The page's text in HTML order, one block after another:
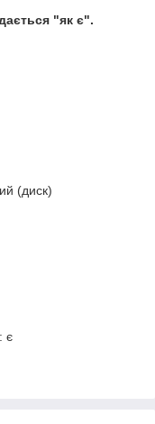
"як є".
(диск)
є